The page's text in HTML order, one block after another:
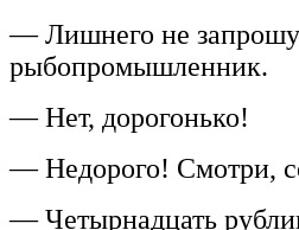
— Лишнего не запрошу
рыбопромышленник.
— Нет, дорогонько!
— Недорого! Смотри,
— Четырнадцать